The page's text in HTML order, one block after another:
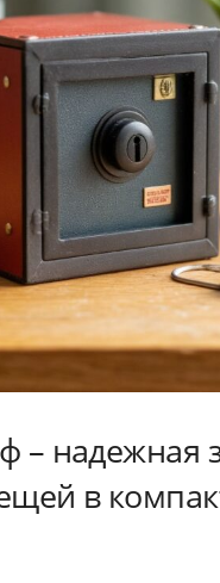
– надежная
в